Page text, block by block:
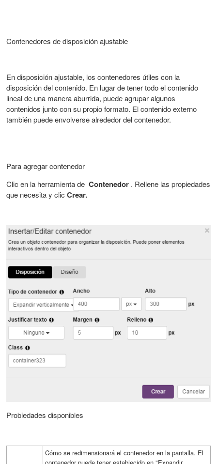
Contenedores de disposición ajustable
En disposición ajustable, los contenedores útiles con la
disposición del contenido. En lugar de tener todo el contenido
lineal de una manera aburrida, puede agrupar algunos
contenidos junto con su propio formato. El contenido externo
también puede envolverse alrededor del contenedor.
Para agregar contenedor
Clic en la herramienta de Contenedor . Rellene las propiedades
que necesita y clic Crear.
Probiedades disponibles
Cómo se redimensionará el contenedor en la pantalla. El